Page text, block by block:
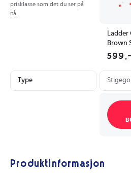
prisklasse som det du ser på
nå.
Ladder
Brown
599,-
Type
Produktinformasjon